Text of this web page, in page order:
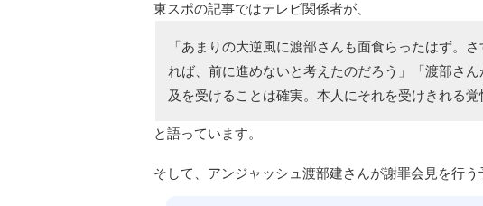
東スポの記事ではテレビ関係者が、
「あまりの大逆風に渡部さんも面食らったはず。
れば、前に進めないと考えたのだろう」「渡部さ
及を受けることは確実。本人にそれを受けきれる
と語っています。
そして、アンジャッシュ渡部建さんが謝罪会見を行う